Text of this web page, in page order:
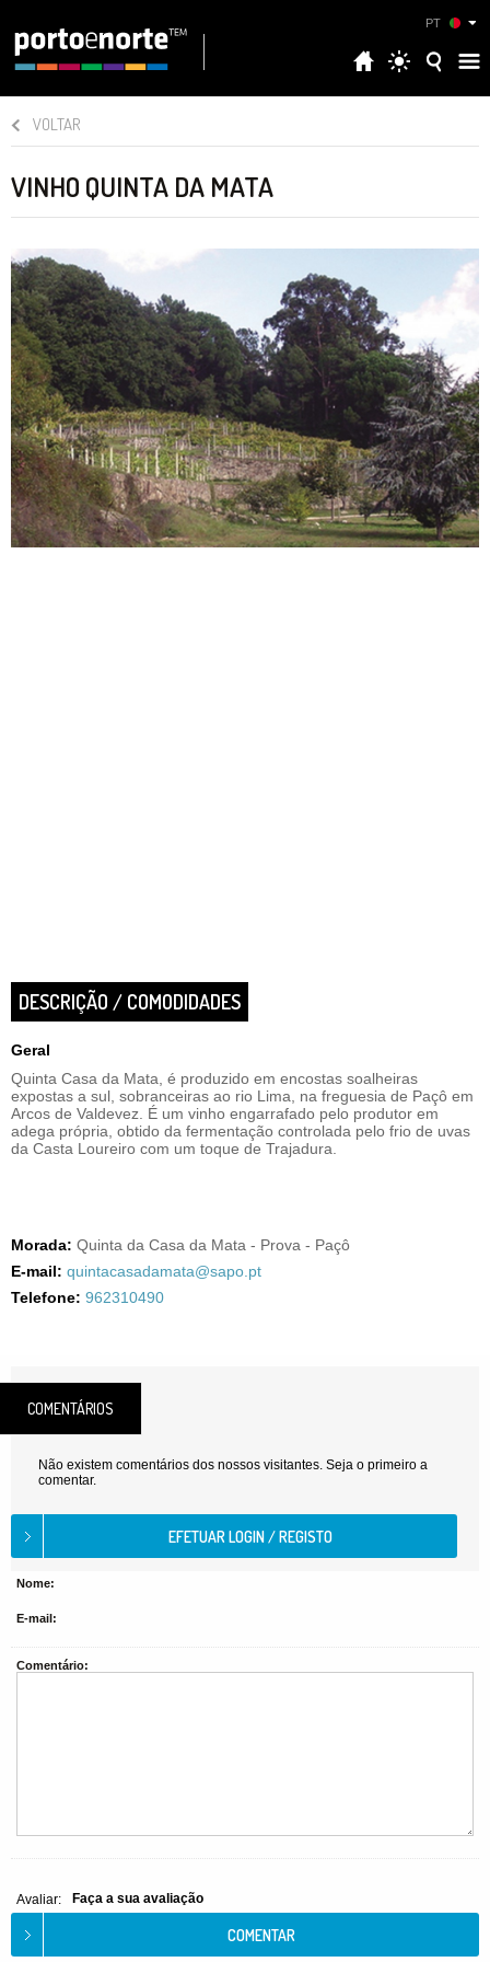
PT
VOLTAR
VINHO QUINTA DA MATA
DESCRIÇÃO / COMODIDADES
Geral
Quinta Casa da Mata, é produzido em encostas soalheiras
expostas a sul, sobranceiras ao rio Lima, na freguesia de Paçô em
Arcos de Valdevez. É um vinho engarrafado pelo produtor em
adega própria, obtido da fermentação controlada pelo frio de uvas
da Casta Loureiro com um toque de Trajadura.
Morada: Quinta da Casa da Mata - Prova - Paçô
E-mail: quintacasadamata@sapo.pt
Telefone: 962310490
COMENTÁRIOS
Não existem comentários dos nossos visitantes. Seja o primeiro a
comentar.
Nome:
E-mail:
Comentário:
Avaliar: Faça a sua avaliação